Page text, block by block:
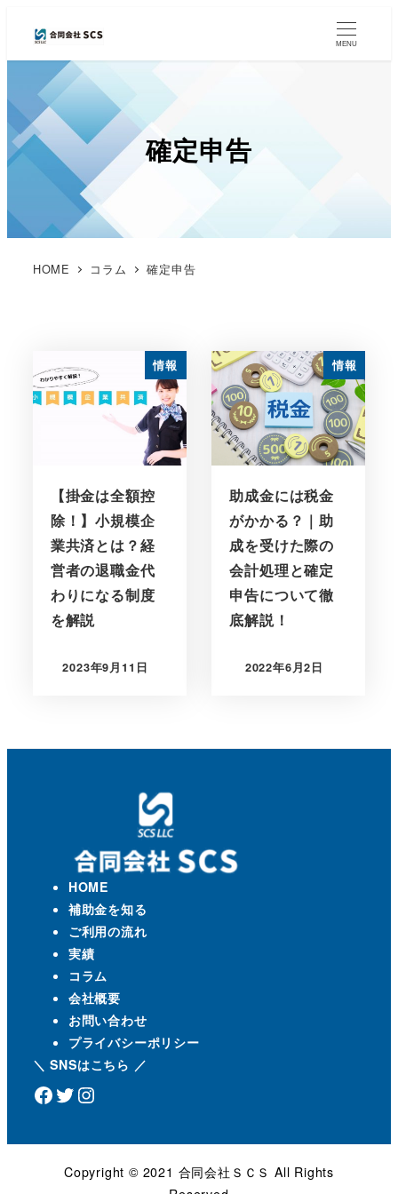
MENU
確定申告
HOME コラム 確定申告
情報
【掛金は全額控
除！】小規模企
業共済とは？経
営者の退職金代
わりになる制度
を解説
2023年9月11日
情報
助成金には税金
がかかる？｜助
成を受けた際の
会計処理と確定
申告について徹
底解説！
2022年6月2日
HOME
補助金を知る
ご利用の流れ
実績
コラム
会社概要
お問い合わせ
プライバシーポリシー
＼ SNSはこちら ／
Facebook Twitter Instagram
Copyright ©️ 2021 合同会社ＳＣＳ All Rights